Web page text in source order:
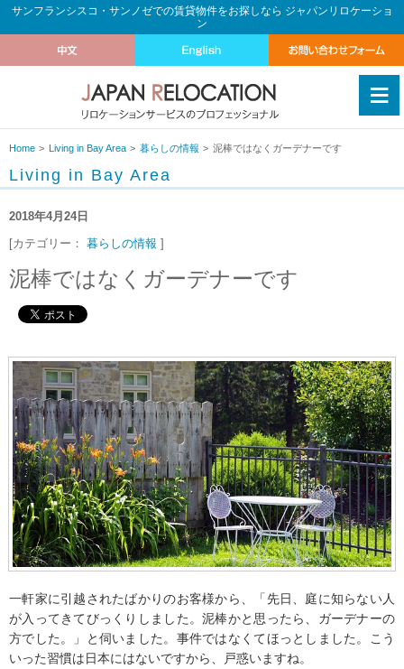
サンフランシスコ・サンノゼでの賃貸物件をお探しなら ジャパンリロケーショ
ン
≡
Home Living in Bay Area 暮らしの情報 泥棒ではなくガーデナーです
Living in Bay Area
2018年4月24日
[カテゴリー： 暮らしの情報 ]
泥棒ではなくガーデナーです
一軒家に引越されたばかりのお客様から、「先日、庭に知らない人
が入ってきてびっくりしました。泥棒かと思ったら、ガーデナーの
方でした。」と伺いました。事件ではなくてほっとしました。こう
いった習慣は日本にはないですから、戸惑いますね。